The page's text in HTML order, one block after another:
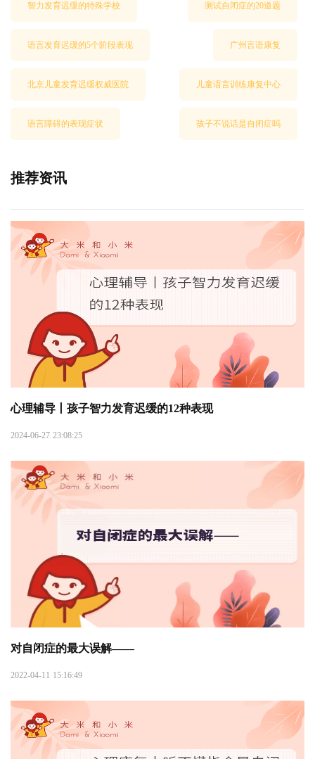
智力发育迟缓的特殊学校 测试自闭症的20道题
语言发育迟缓的5个阶段表现 广州言语康复
北京儿童发育迟缓权威医院 儿童语言训练康复中心
语言障碍的表现症状 孩子不说话是自闭症吗
推荐资讯
心理辅导丨孩子智力发育迟缓的12种表现
2024-06-27 23:08:25
对自闭症的最大误解——
2022-04-11 15:16:49